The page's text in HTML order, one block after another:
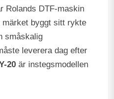
Rolands DTF-maskin
märket byggt sitt rykte
småskalig
leverera dag efter
20 är instegsmodellen